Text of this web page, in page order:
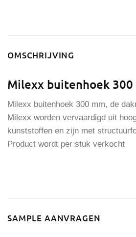
OMSCHRIJVING
Milexx buitenhoek 300
Milexx buitenhoek 300 mm, de
Milexx worden vervaardigd uit
kunststoffen en zijn met
Product wordt per stuk verkocht
SAMPLE AANVRAGEN